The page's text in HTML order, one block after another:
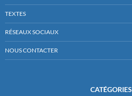
TEXTES
RÉSEAUX SOCIAUX
NOUS CONTACTER
CATÉGORIES